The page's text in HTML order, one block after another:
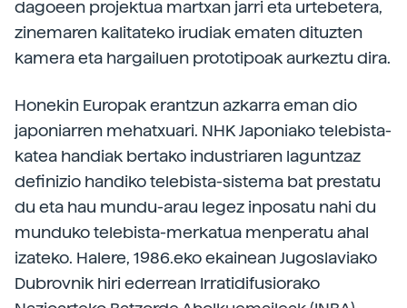
dagoeen projektua martxan jarri eta urtebetera,
zinemaren kalitateko irudiak ematen dituzten
kamera eta hargailuen prototipoak aurkeztu dira.
Honekin Europak erantzun azkarra eman dio
japoniarren mehatxuari. NHK Japoniako telebista-
katea handiak bertako industriaren laguntzaz
definizio handiko telebista-sistema bat prestatu
du eta hau mundu-arau legez inposatu nahi du
munduko telebista-merkatua menperatu ahal
izateko. Halere, 1986.eko ekainean Jugoslaviako
Dubrovnik hiri ederrean Irratidifusiorako